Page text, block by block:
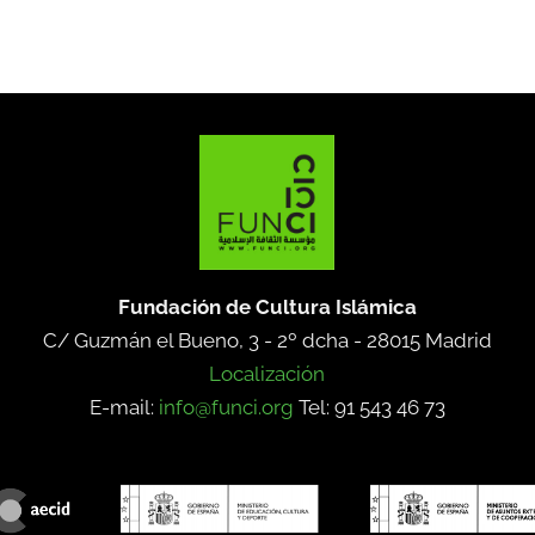
Fundación de Cultura Islámica
C/ Guzmán el Bueno, 3 - 2º dcha - 28015 Madrid
Localización
E-mail: info@funci.org Tel: 91 543 46 73